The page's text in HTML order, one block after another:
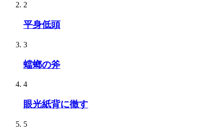
2
平身低頭
3
蟷螂の斧
4
眼光紙背に徹す
5